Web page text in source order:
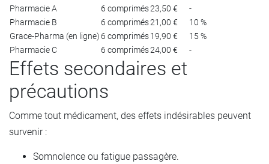
Pharmacie A 6 comprimés23,50 €
-
Pharmacie B
6 comprimés21,00 €
10 %
Grace-Pharma (en ligne) 6 comprimés19,90 €
15 %
Pharmacie C
6 comprimés24,00 € -
Effets secondaires et
précautions
Comme tout médicament, des effets indésirables peuvent
survenir :
Somnolence ou fatigue passagère.